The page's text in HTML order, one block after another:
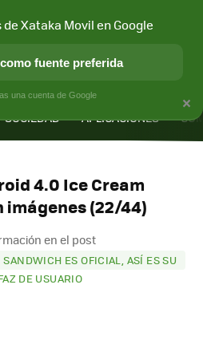
SOCIEDAD APLICACIONES
4.0 Ice Cream
imágenes (22/44)
en el post
ES OFICIAL, ASÍ ES SU
DE USUARIO
×
Xataka Movil en Google
fuente preferida
una cuenta de Google